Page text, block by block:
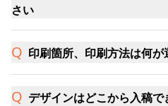
さい
印刷箇所、印刷方法は何が
デザインはどこから入稿で